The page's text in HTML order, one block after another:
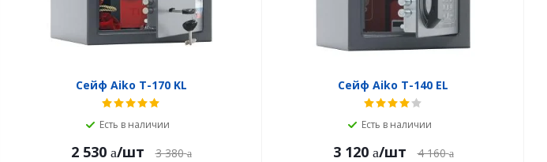
Сейф Aiko T-170 KL
Есть в наличии
2 530 /шт 3 380
Сейф Aiko T-140 EL
Есть в наличии
3 120 /шт 4 160